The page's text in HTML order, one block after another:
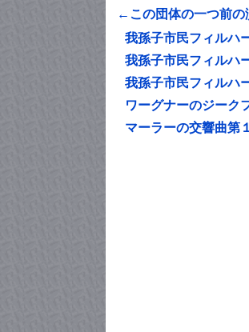
←この団体の一つ前の
我孫子市民フィルハ
我孫子市民フィルハ
我孫子市民フィルハ
ワーグナーのジーク
マーラーの交響曲第